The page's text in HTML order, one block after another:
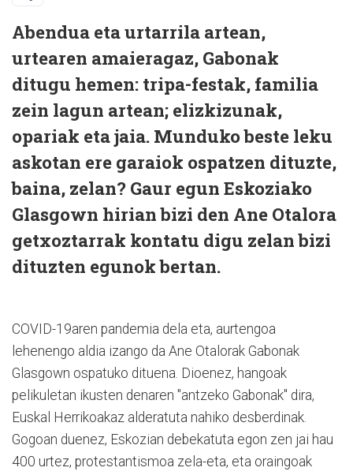
Abendua eta urtarrila artean,
urtearen amaieragaz, Gabonak
ditugu hemen: tripa-festak, familia
zein lagun artean; elizkizunak,
opariak eta jaia. Munduko beste leku
askotan ere garaiok ospatzen dituzte,
baina, zelan? Gaur egun Eskoziako
Glasgown hirian bizi den Ane Otalora
getxoztarrak kontatu digu zelan bizi
dituzten egunok bertan.
COVID-19aren pandemia dela eta, aurtengoa
lehenengo aldia izango da Ane Otalorak Gabonak
Glasgown ospatuko dituena. Dioenez, hangoak
pelikuletan ikusten denaren "antzeko Gabonak" dira,
Euskal Herrikoakaz alderatuta nahiko desberdinak.
Gogoan duenez, Eskozian debekatuta egon zen jai hau
400 urtez, protestantismoa zela-eta, eta oraingoak